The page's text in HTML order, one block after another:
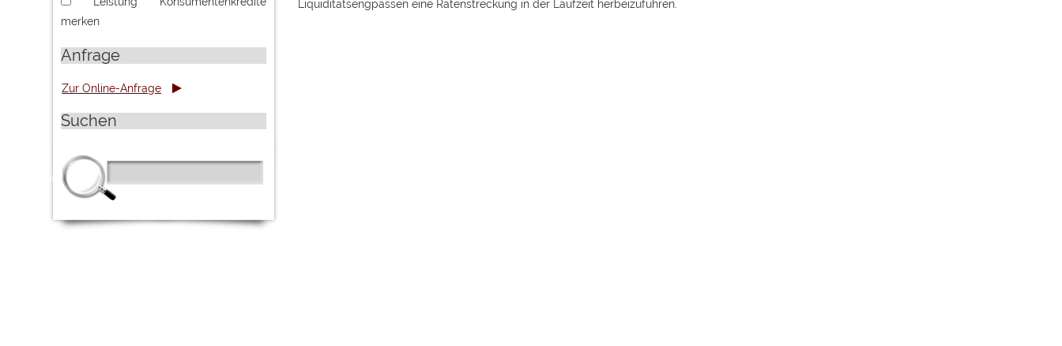
merken
Anfrage
Suchen
Liquiditätsengpässen eine Ratenstreckung in der Laufzeit herbeizuführen.